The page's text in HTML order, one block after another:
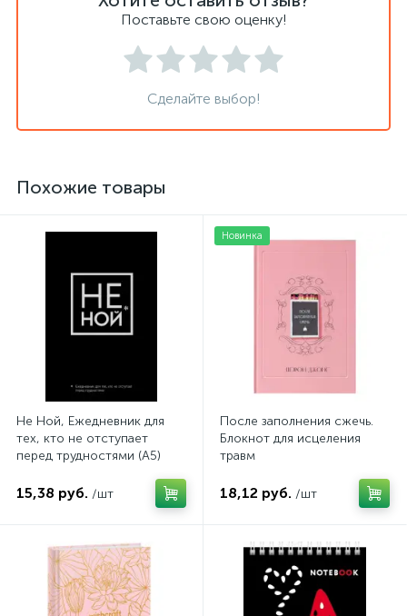
Поставьте свою оценку!
Сделайте выбор!
Похожие товары
Не Ной, Ежедневник для
тех, кто не отступает
перед трудностями (А5)
15,38 руб. /шт
Новинка
После заполнения сжечь.
Блокнот для исцеления
травм
18,12 руб. /шт